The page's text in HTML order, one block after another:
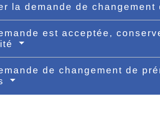
la demande de changement
est acceptée,
de changement de